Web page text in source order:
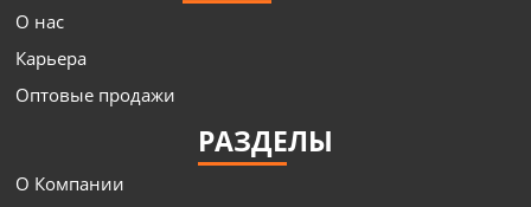
О нас
Карьера
Оптовые продажи
РАЗДЕЛЫ
О Компании